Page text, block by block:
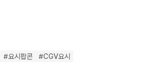
#요시팝콘 #CGV요시